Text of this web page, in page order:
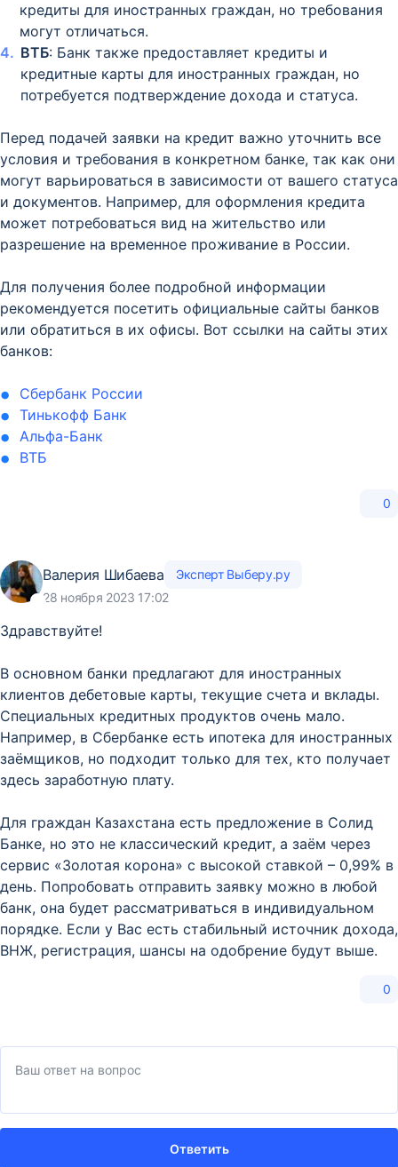
кредиты для иностранных граждан, но требования
могут отличаться.
ВТБ: Банк также предоставляет кредиты и
кредитные карты для иностранных граждан, но
потребуется подтверждение дохода и статуса.
Перед подачей заявки на кредит важно уточнить все
условия и требования в конкретном банке, так как они
могут варьироваться в зависимости от вашего статуса
и документов. Например, для оформления кредита
может потребоваться вид на жительство или
разрешение на временное проживание в России.
Для получения более подробной информации
рекомендуется посетить официальные сайты банков
или обратиться в их офисы. Вот ссылки на сайты этих
банков:
Сбербанк России
Тинькофф Банк
Альфа-Банк
ВТБ
0
Валерия Шибаева
Эксперт Выберу.ру
28 ноября 2023 17:02
Здравствуйте!
В основном банки предлагают для иностранных
клиентов дебетовые карты, текущие счета и вклады.
Специальных кредитных продуктов очень мало.
Например, в Сбербанке есть ипотека для иностранных
заёмщиков, но подходит только для тех, кто получает
здесь заработную плату.
Для граждан Казахстана есть предложение в Солид
Банке, но это не классический кредит, а заём через
сервис «Золотая корона» с высокой ставкой – 0,99% в
день. Попробовать отправить заявку можно в любой
банк, она будет рассматриваться в индивидуальном
порядке. Если у Вас есть стабильный источник дохода,
ВНЖ, регистрация, шансы на одобрение будут выше.
0
Ответить